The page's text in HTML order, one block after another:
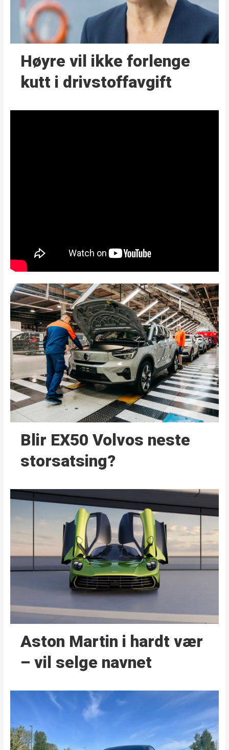
Høyre vil ikke forlenge
kutt i drivstoffavgift
Blir EX50 Volvos neste
storsatsing?
Aston Martin i hardt vær
– vil selge navnet